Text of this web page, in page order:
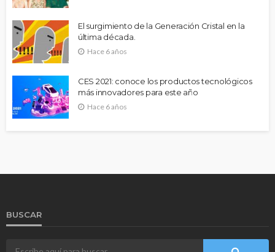
El surgimiento de la Generación Cristal en la
última década.
Hace 6 años
CES 2021: conoce los productos tecnológicos
más innovadores para este año
Hace 6 años
BUSCAR